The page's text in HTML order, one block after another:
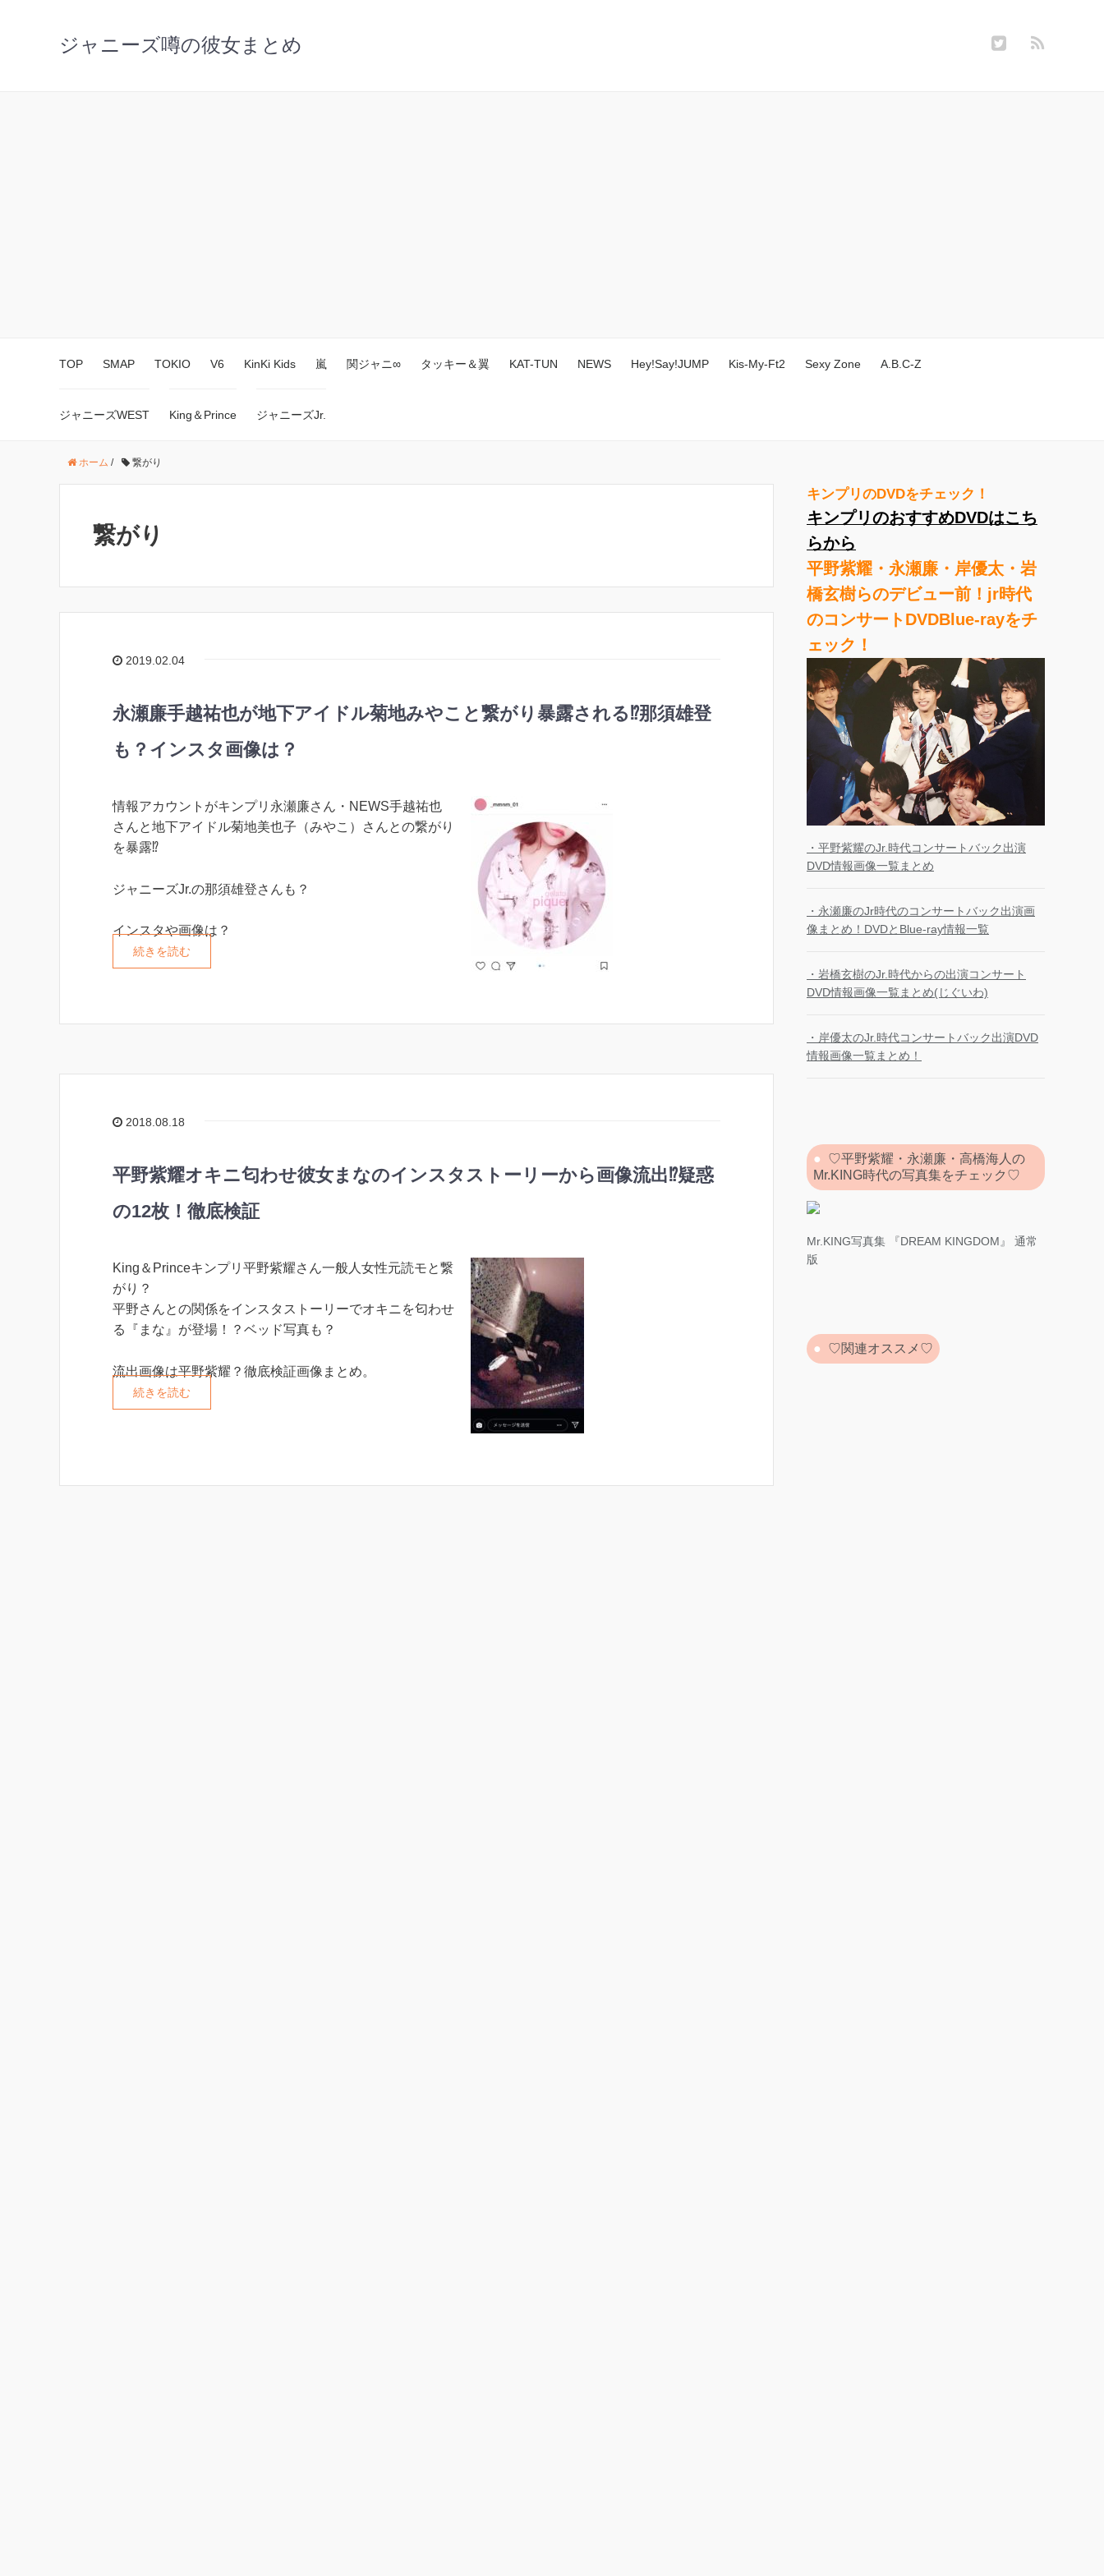
ジャニーズ噂の彼女まとめ
TOP SMAP TOKIO V6 KinKi Kids 嵐 関ジャニ∞ タッキー＆翼 KAT-TUN NEWS Hey!Say!JUMP Kis-My-Ft2 Sexy Zone A.B.C-Z
ジャニーズWEST King＆Prince ジャニーズJr.
ホーム / 繋がり
繋がり
2019.02.04
永瀬廉手越祐也が地下アイドル菊地みやこと繋がり暴露される⁉︎那須雄登
も？インスタ画像は？
情報アカウントがキンプリ永瀬廉さん・NEWS手越祐也
さんと地下アイドル菊地美也子（みやこ）さんとの繋がり
を暴露⁉︎
ジャニーズJr.の那須雄登さんも？
インスタや画像は？
続きを読む
2018.08.18
平野紫耀オキニ匂わせ彼女まなのインスタストーリーから画像流出⁉︎疑惑
の12枚！徹底検証
King＆Princeキンプリ平野紫耀さん一般人女性元読モと繋
がり？
平野さんとの関係をインスタストーリーでオキニを匂わせ
る『まな』が登場！？ベッド写真も？
流出画像は平野紫耀？徹底検証画像まとめ。
続きを読む
キンプリのDVDをチェック！
キンプリのおすすめDVDはこち
らから
平野紫耀・永瀬廉・岸優太・岩
橋玄樹らのデビュー前！jr時代
のコンサートDVDBlue-rayをチ
ェック！
・平野紫耀のJr.時代コンサートバック出演
DVD情報画像一覧まとめ
・永瀬廉のJr時代のコンサートバック出演画
像まとめ！DVDとBlue-ray情報一覧
・岩橋玄樹のJr.時代からの出演コンサート
DVD情報画像一覧まとめ(じぐいわ)
・岸優太のJr.時代コンサートバック出演DVD
情報画像一覧まとめ！
♡平野紫耀・永瀬廉・高橋海人の
Mr.KING時代の写真集をチェック♡
Mr.KING写真集 『DREAM KINGDOM』 通常
版
♡関連オススメ♡